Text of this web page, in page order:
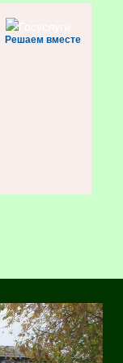
Решаем вместе